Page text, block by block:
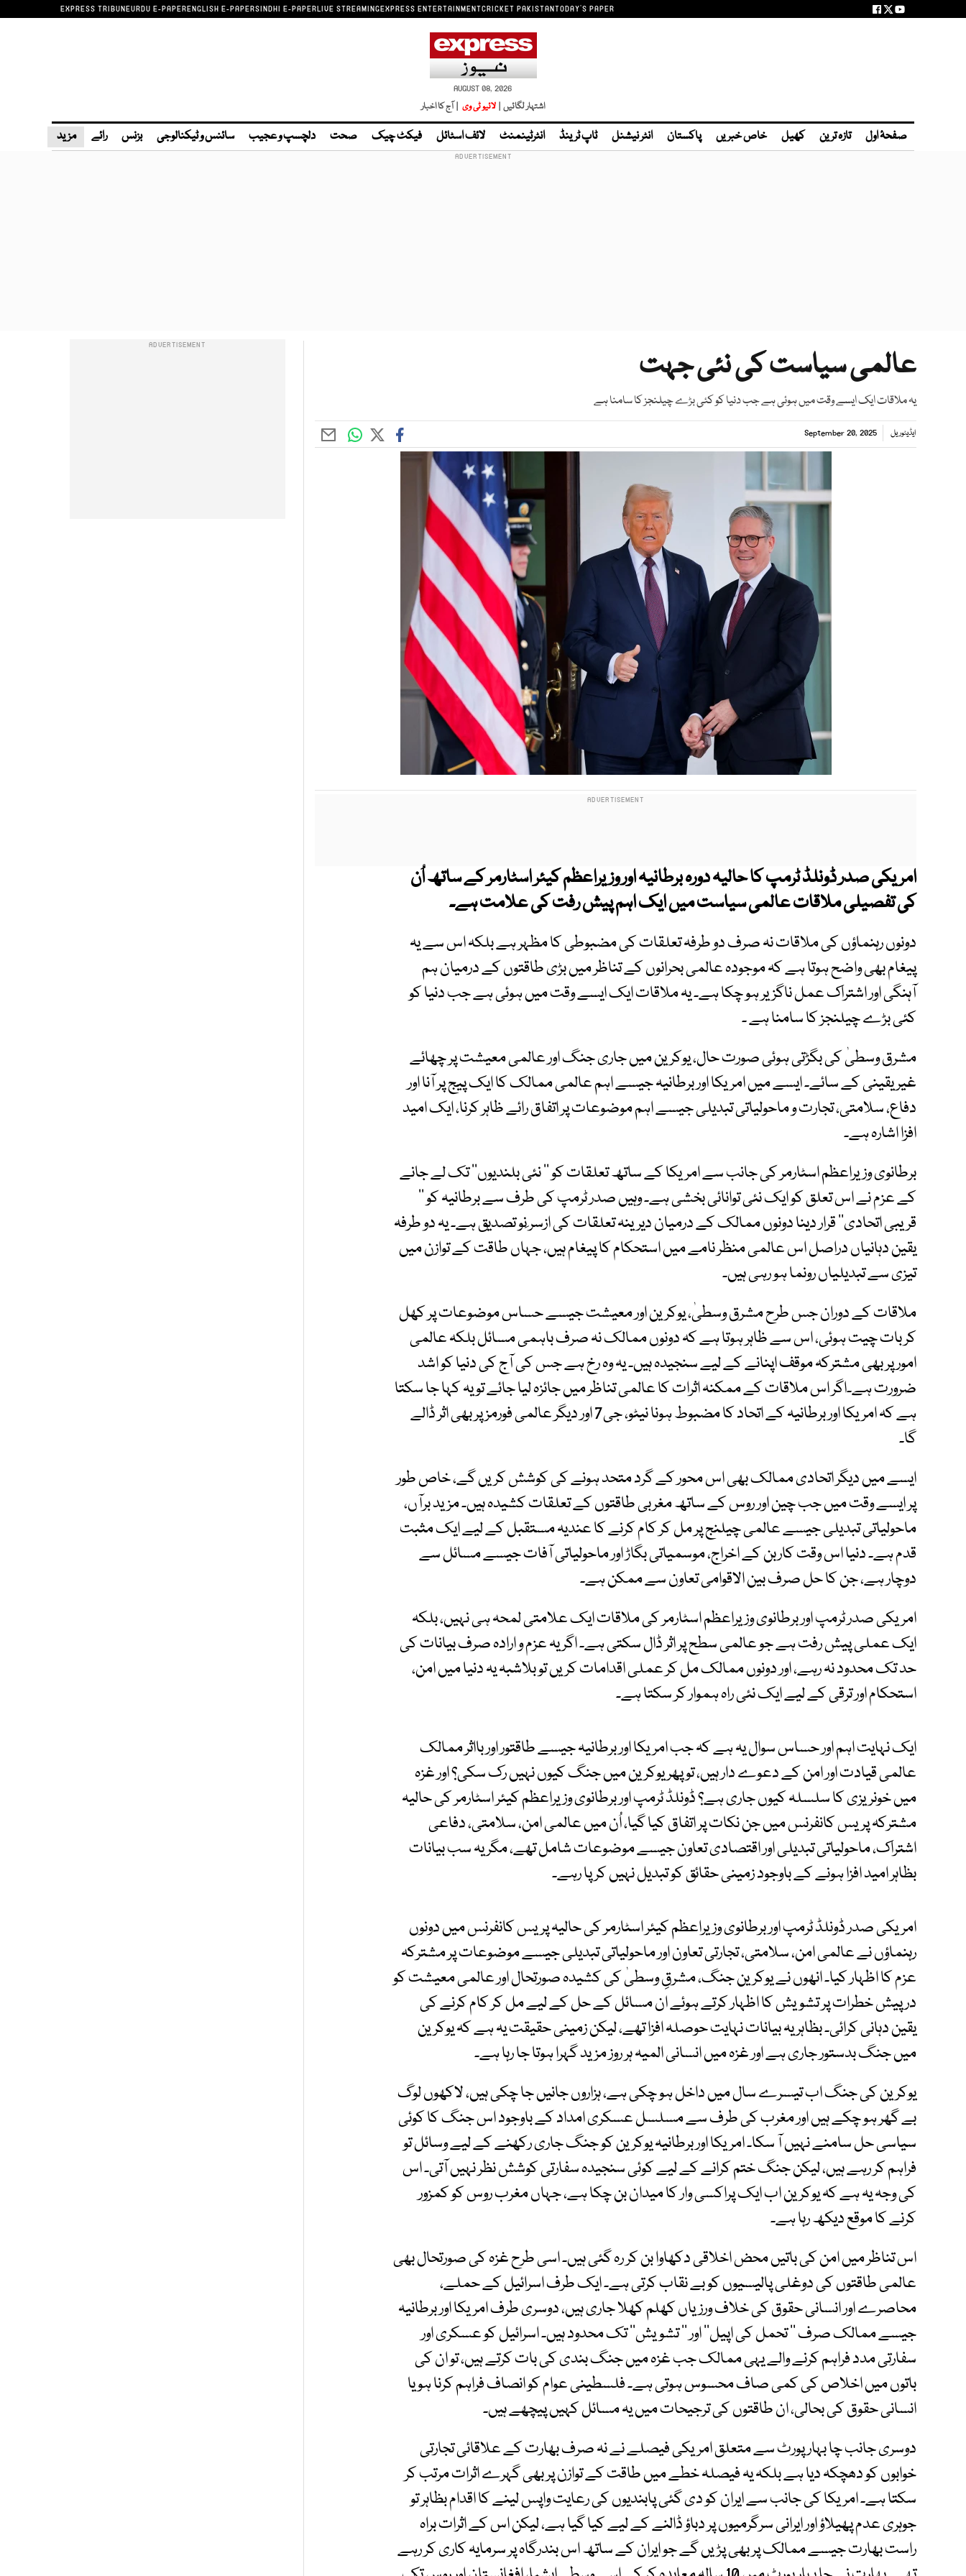
EXPRESS TRIBUNEURDU E-PAPERENGLISH E-PAPERSINDHI E-PAPERLIVE STREAMINGEXPRESS ENTERTAINMENTCRICKET PAKISTANTODAY'S PAPER
AUGUST 08, 2026
اشتہار لگائیں | لائیو ٹی وی | آج کا اخبار
صفحۂ اول تازہ ترین کھیل خاص خبریں پاکستان انٹر نیشنل ٹاپ ٹرینڈ انٹرٹینمنٹ لائف اسٹائل فیکٹ چیک صحت دلچسپ و عجیب سائنس و ٹیکنالوجی بزنس رائے مزید
عالمی سیاست کی نئی جہت
یہ ملاقات ایک ایسے وقت میں ہوئی ہے جب دنیا کو کئی بڑے چیلنجز کا سامنا ہے
ایڈیٹوریل September 20, 2025
امریکی صدر ڈونلڈ ٹرمپ کا حالیہ دورہ برطانیہ اور وزیراعظم کیئر اسٹارمر کے ساتھ اُن
کی تفصیلی ملاقات عالمی سیاست میں ایک اہم پیش رفت کی علامت ہے۔
دونوں رہنماؤں کی ملاقات نہ صرف دو طرفہ تعلقات کی مضبوطی کا مظہر ہے بلکہ اس سے یہ
پیغام بھی واضح ہوتا ہے کہ موجودہ عالمی بحرانوں کے تناظر میں بڑی طاقتوں کے درمیان ہم
آہنگی اور اشتراک عمل ناگزیر ہو چکا ہے۔ یہ ملاقات ایک ایسے وقت میں ہوئی ہے جب دنیا کو
کئی بڑے چیلنجز کا سامنا ہے ۔
مشرق وسطیٰ کی بگڑتی ہوئی صورت حال، یوکرین میں جاری جنگ اور عالمی معیشت پر چھائے
غیر یقینی کے سائے۔ ایسے میں امریکا اور برطانیہ جیسے اہم عالمی ممالک کا ایک پیج پر آنا اور
دفاع، سلامتی، تجارت و ماحولیاتی تبدیلی جیسے اہم موضوعات پر اتفاق رائے ظاہر کرنا، ایک امید
افزا اشارہ ہے۔
برطانوی وزیراعظم اسٹارمر کی جانب سے امریکا کے ساتھ تعلقات کو ’’ نئی بلندیوں‘‘ تک لے جانے
کے عزم نے اس تعلق کو ایک نئی توانائی بخشی ہے۔ وہیں صدر ٹرمپ کی طرف سے برطانیہ کو ’’
قریبی اتحادی‘‘ قرار دینا دونوں ممالک کے درمیان دیرینہ تعلقات کی ازسر ِنو تصدیق ہے۔ یہ دو طرفہ
یقین دہانیاں دراصل اس عالمی منظر نامے میں استحکام کا پیغام ہیں، جہاں طاقت کے توازن میں
تیزی سے تبدیلیاں رونما ہو رہی ہیں۔
ملاقات کے دوران جس طرح مشرق وسطیٰ، یوکرین اور معیشت جیسے حساس موضوعات پر کھل
کر بات چیت ہوئی، اس سے ظاہر ہوتا ہے کہ دونوں ممالک نہ صرف باہمی مسائل بلکہ عالمی
امور پر بھی مشترکہ موقف اپنانے کے لیے سنجیدہ ہیں۔ یہ وہ رخ ہے جس کی آج کی دنیا کو اشد
ضرورت ہے۔اگر اس ملاقات کے ممکنہ اثرات کا عالمی تناظر میں جائزہ لیا جائے تو یہ کہا جا سکتا
ہے کہ امریکا اور برطانیہ کے اتحاد کا مضبوط ہونا نیٹو، جی7 اور دیگر عالمی فورمز پر بھی اثر ڈالے
گا۔
ایسے میں دیگر اتحادی ممالک بھی اس محور کے گرد متحد ہونے کی کوشش کریں گے، خاص طور
پر ایسے وقت میں جب چین اور روس کے ساتھ مغربی طاقتوں کے تعلقات کشیدہ ہیں۔ مزید برآں،
ماحولیاتی تبدیلی جیسے عالمی چیلنج پر مل کر کام کرنے کا عندیہ مستقبل کے لیے ایک مثبت
قدم ہے۔ دنیا اس وقت کاربن کے اخراج، موسمیاتی بگاڑ اور ماحولیاتی آفات جیسے مسائل سے
دوچار ہے، جن کا حل صرف بین الاقوامی تعاون سے ممکن ہے۔
امریکی صدر ٹرمپ اور برطانوی وزیراعظم اسٹارمر کی ملاقات ایک علامتی لمحہ ہی نہیں، بلکہ
ایک عملی پیش رفت ہے جو عالمی سطح پر اثر ڈال سکتی ہے۔ اگر یہ عزم و ارادہ صرف بیانات کی
حد تک محدود نہ رہے، اور دونوں ممالک مل کر عملی اقدامات کریں تو بلاشبہ یہ دنیا میں امن،
استحکام اور ترقی کے لیے ایک نئی راہ ہموار کر سکتا ہے۔
ایک نہایت اہم اور حساس سوال یہ ہے کہ جب امریکا اور برطانیہ جیسے طاقتور اور بااثر ممالک
عالمی قیادت اور امن کے دعوے دار ہیں، تو پھر یوکرین میں جنگ کیوں نہیں رک سکی؟ اور غزہ
میں خونریزی کا سلسلہ کیوں جاری ہے؟ ڈونلڈ ٹرمپ اور برطانوی وزیراعظم کیئر اسٹارمر کی حالیہ
مشترکہ پریس کانفرنس میں جن نکات پر اتفاق کیا گیا، اُن میں عالمی امن، سلامتی، دفاعی
اشتراک، ماحولیاتی تبدیلی اور اقتصادی تعاون جیسے موضوعات شامل تھے، مگر یہ سب بیانات
بظاہر امید افزا ہونے کے باوجود زمینی حقائق کو تبدیل نہیں کر پا رہے۔
امریکی صدر ڈونلڈ ٹرمپ اور برطانوی وزیراعظم کیئر اسٹارمر کی حالیہ پریس کانفرنس میں دونوں
رہنماؤں نے عالمی امن، سلامتی، تجارتی تعاون اور ماحولیاتی تبدیلی جیسے موضوعات پر مشترکہ
عزم کا اظہار کیا۔ انھوں نے یوکرین جنگ، مشرقِ وسطیٰ کی کشیدہ صورتحال اور عالمی معیشت کو
درپیش خطرات پر تشویش کا اظہار کرتے ہوئے ان مسائل کے حل کے لیے مل کر کام کرنے کی
یقین دہانی کرائی۔ بظاہر یہ بیانات نہایت حوصلہ افزا تھے، لیکن زمینی حقیقت یہ ہے کہ یوکرین
میں جنگ بدستور جاری ہے اور غزہ میں انسانی المیہ ہر روز مزید گہرا ہوتا جا رہا ہے۔
یوکرین کی جنگ اب تیسرے سال میں داخل ہو چکی ہے، ہزاروں جانیں جا چکی ہیں، لاکھوں لوگ
بے گھر ہو چکے ہیں اور مغرب کی طرف سے مسلسل عسکری امداد کے باوجود اس جنگ کا کوئی
سیاسی حل سامنے نہیں آ سکا۔ امریکا اور برطانیہ یوکرین کو جنگ جاری رکھنے کے لیے وسائل تو
فراہم کر رہے ہیں، لیکن جنگ ختم کرانے کے لیے کوئی سنجیدہ سفارتی کوشش نظر نہیں آتی۔ اس
کی وجہ یہ ہے کہ یوکرین اب ایک پراکسی وار کا میدان بن چکا ہے، جہاں مغرب روس کو کمزور
کرنے کا موقع دیکھ رہا ہے۔
اس تناظر میں امن کی باتیں محض اخلاقی دکھاوا بن کر رہ گئی ہیں۔ اسی طرح غزہ کی صورتحال بھی
عالمی طاقتوں کی دوغلی پالیسیوں کو بے نقاب کرتی ہے۔ ایک طرف اسرائیل کے حملے،
محاصرے اور انسانی حقوق کی خلاف ورزیاں کھلم کھلا جاری ہیں، دوسری طرف امریکا اور برطانیہ
جیسے ممالک صرف ’’ تحمل کی اپیل‘‘ اور ’’ تشویش‘‘ تک محدود ہیں۔ اسرائیل کو عسکری اور
سفارتی مدد فراہم کرنے والے یہی ممالک جب غزہ میں جنگ بندی کی بات کرتے ہیں، تو ان کی
باتوں میں اخلاص کی کمی صاف محسوس ہوتی ہے۔ فلسطینی عوام کو انصاف فراہم کرنا ہو یا
انسانی حقوق کی بحالی، ان طاقتوں کی ترجیحات میں یہ مسائل کہیں پیچھے ہیں۔
دوسری جانب چا بہار پورٹ سے متعلق امریکی فیصلے نے نہ صرف بھارت کے علاقائی تجارتی
خوابوں کو دھچکہ دیا ہے بلکہ یہ فیصلہ خطے میں طاقت کے توازن پر بھی گہرے اثرات مرتب کر
سکتا ہے۔ امریکا کی جانب سے ایران کو دی گئی پابندیوں کی رعایت واپس لینے کا اقدام بظاہر تو
جوہری عدم پھیلاؤ اور ایرانی سرگرمیوں پر دباؤ ڈالنے کے لیے کیا گیا ہے، لیکن اس کے اثرات براہ
راست بھارت جیسے ممالک پر بھی پڑیں گے جو ایران کے ساتھ اس بندرگاہ پر سرمایہ کاری کر رہے